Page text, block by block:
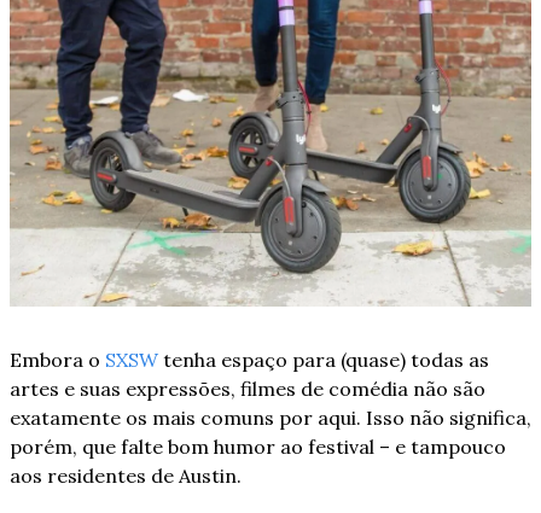
Embora o SXSW tenha espaço para (quase) todas as
artes e suas expressões, filmes de comédia não são
exatamente os mais comuns por aqui. Isso não significa,
porém, que falte bom humor ao festival – e tampouco
aos residentes de Austin.